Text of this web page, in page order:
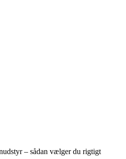
– sådan vælger du rigtigt